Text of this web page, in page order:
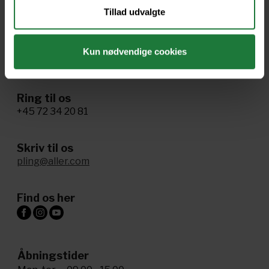
Tillad udvalgte
Kun nødvendige cookies
Tillgænglighed
Administrer samtykke
Ring til os
+45 72 34 20 81
Skriv til os
pling@aller.com
Find os her
Åbningstider